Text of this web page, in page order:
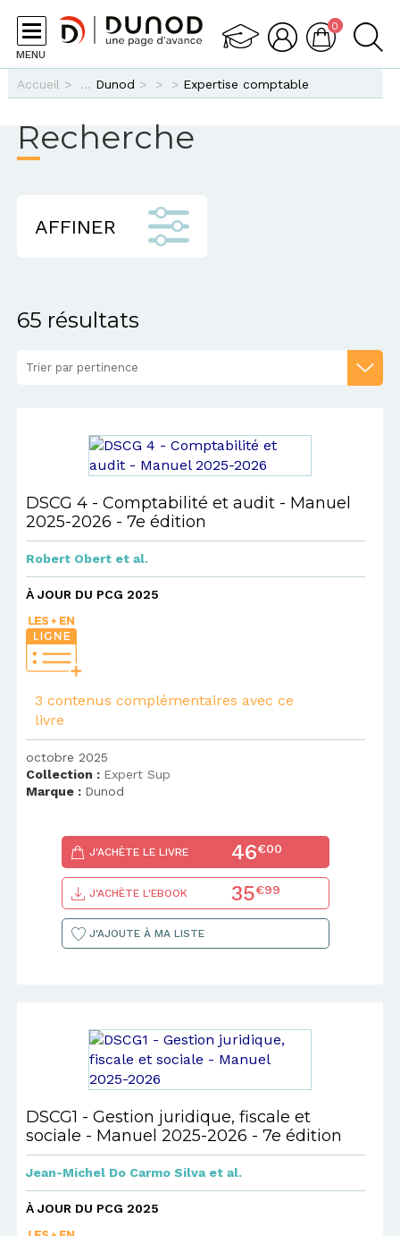
MENU
0
Vous êtes ici
Accueil > Dunod > > > Expertise comptable
Recherche
65 résultats
Trier par pertinence
AFFINER
DSCG 4 - Comptabilité et audit - Manuel
2025-2026 - 7e édition
Robert Obert et al.
À JOUR DU PCG 2025
3 contenus complémentaires avec ce
livre
octobre 2025
Collection : Expert Sup
Marque : Dunod
J'ACHÈTE LE LIVRE 46€00
J'ACHÈTE L'EBOOK 35€99
J'AJOUTE À MA LISTE
DSCG1 - Gestion juridique, fiscale et
sociale - Manuel 2025-2026 - 7e édition
Jean-Michel Do Carmo Silvaet al.
À JOUR DU PCG 2025